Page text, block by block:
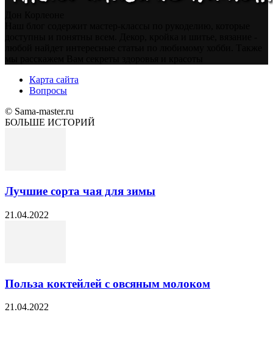
Карта сайта
Вопросы
© Sama-master.ru
БОЛЬШЕ ИСТОРИЙ
Лучшие сорта чая для зимы
21.04.2022
Польза коктейлей с овсяным молоком
21.04.2022